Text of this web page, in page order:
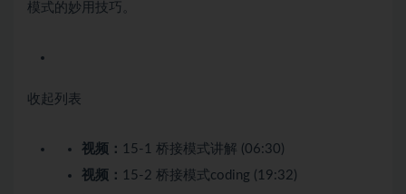
模式的妙用技巧。
收起列表
视频： 15-1 桥接模式讲解 (06:30)
视频： 15-2 桥接模式coding (19:32)